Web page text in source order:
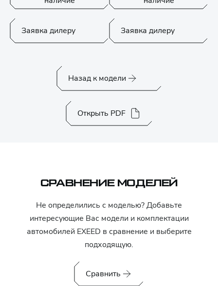
Заявка дилеру Заявка дилеру
Назад к модели
Открыть PDF
СРАВНЕНИЕ МОДЕЛЕЙ
Не определились с моделью? Добавьте
интересующие Вас модели и комплектации
автомобилей EXEED в сравнение и выберите
подходящую.
Сравнить